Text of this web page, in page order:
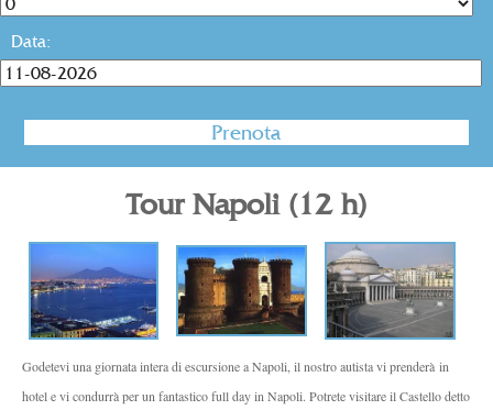
Data:
Tour Napoli (12 h)
Godetevi una giornata intera di escursione a Napoli, il nostro autista vi prenderà in
hotel e vi condurrà per un fantastico full day in Napoli. Potrete visitare il Castello detto